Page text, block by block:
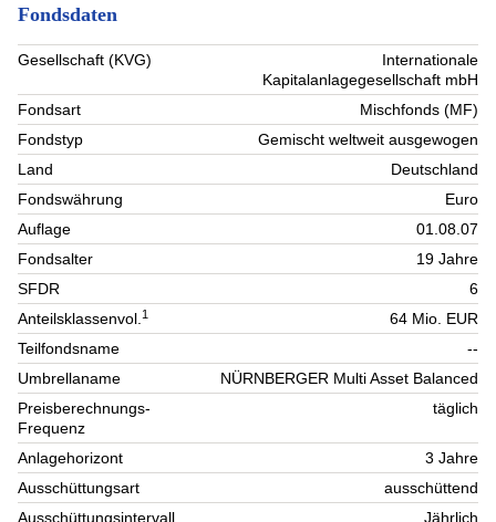
Fondsdaten
Gesellschaft (KVG)
Internationale
Kapitalanlagegesellschaft mbH
Fondsart
Mischfonds (MF)
Fondstyp
Gemischt weltweit ausgewogen
Land
Deutschland
Fondswährung
Euro
Auflage
01.08.07
Fondsalter
19 Jahre
SFDR
6
Anteilsklassenvol.1
64 Mio. EUR
Teilfondsname
--
Umbrellaname
NÜRNBERGER Multi Asset Balanced
Preisberechnungs-
Frequenz
täglich
Anlagehorizont
3 Jahre
Ausschüttungsart
ausschüttend
Ausschüttungsintervall
Jährlich